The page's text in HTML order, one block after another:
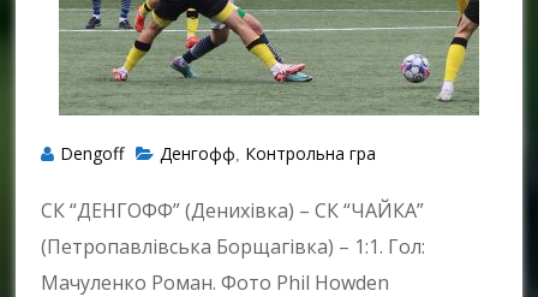
Dengoff Денгофф Контрольна гра
СК “ДЕНГОФФ” (Денихівка) – СК “ЧАЙКА”
(Петропавлівська Борщагівка) – 1:1. Гол:
Мачуленко Роман. Фото Phil Howden